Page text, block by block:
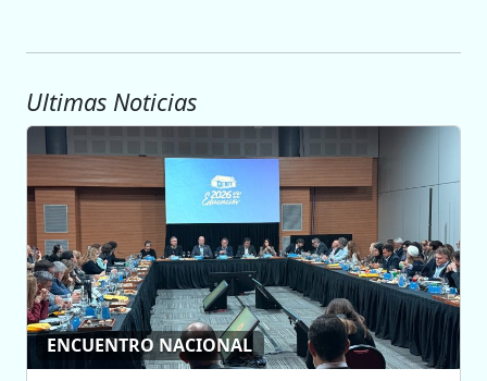
Ultimas Noticias
ENCUENTRO NACIONAL